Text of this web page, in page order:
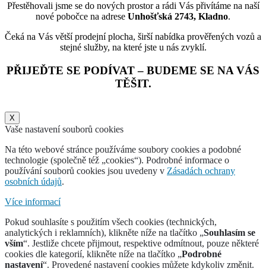
Přestěhovali jsme se do nových prostor a rádi Vás přivítáme na naší
nové pobočce na adrese Unhošťská 2743, Kladno.
Čeká na Vás větší prodejní plocha, širší nabídka prověřených vozů a
stejné služby, na které jste u nás zvyklí.
PŘIJEĎTE SE PODÍVAT – BUDEME SE NA VÁS
TĚŠIT.
X
Vaše nastavení souborů cookies
Na této webové stránce používáme soubory cookies a podobné
technologie (společně též „cookies“). Podrobné informace o
používání souborů cookies jsou uvedeny v Zásadách ochrany
osobních údajů.
Více informací
Pokud souhlasíte s použitím všech cookies (technických,
analytických i reklamních), klikněte níže na tlačítko „Souhlasím se
vším“. Jestliže chcete přijmout, respektive odmítnout, pouze některé
cookies dle kategorií, klikněte níže na tlačítko „Podrobné
nastavení“. Provedené nastavení cookies můžete kdykoliv změnit.